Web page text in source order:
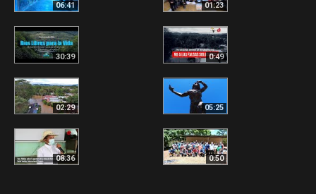
06:41 01:23
30:39 0:49
02:29 05:25
08:36 0:50